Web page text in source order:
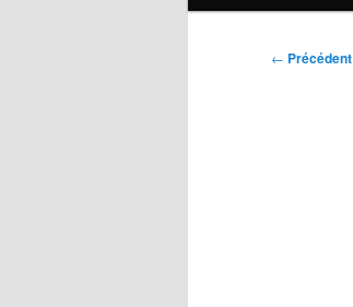
Navigation
← Précédent